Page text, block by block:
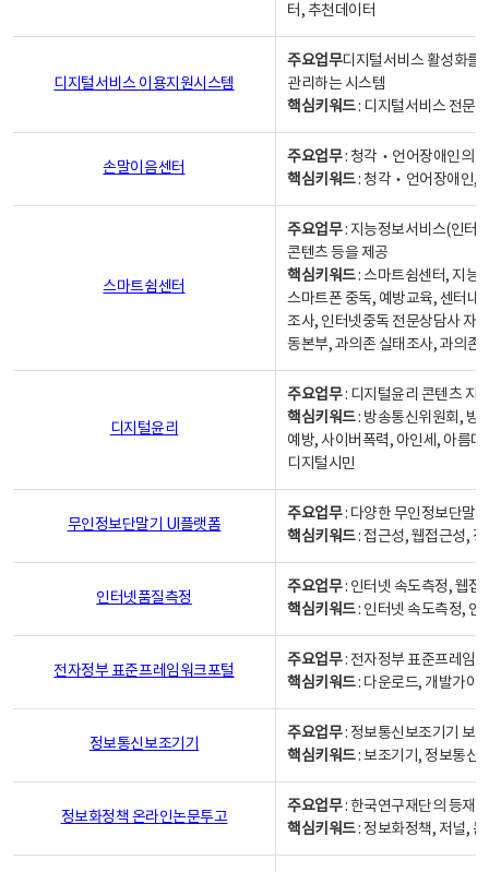
터, 추천데이터
디지털서비스 이용지원시스템
주요업무디지털서비스 활성화를
관리하는 시스템
핵심키워드: 디지털서비스 전문
손말이음센터
주요업무: 청각‧언어장애인의
핵심키워드: 청각‧언어장애인,
스마트쉼센터
주요업무: 지능정보서비스(인터
콘텐츠 등을 제공
핵심키워드: 스마트쉼센터, 지능
스마트폰 중독, 예방교육, 센터내
조사, 인터넷중독 전문상담사 자
동본부, 과의존 실태조사, 과의존
디지털윤리
주요업무: 디지털윤리 콘텐츠 지
핵심키워드: 방송통신위원회, 방
예방, 사이버폭력, 아인세, 아름
디지털시민
무인정보단말기 UI플랫폼
주요업무: 다양한 무인정보단말
핵심키워드: 접근성, 웹접근성,
인터넷품질측정
주요업무: 인터넷 속도측정, 웹접
핵심키워드: 인터넷 속도측정, 인
전자정부 표준프레임워크포털
주요업무: 전자정부 표준프레임
핵심키워드: 다운로드, 개발가이
정보통신보조기기
주요업무: 정보통신보조기기 보
핵심키워드: 보조기기, 정보통신
정보화정책 온라인논문투고
주요업무: 한국연구재단의 등재
핵심키워드: 정보화정책, 저널,